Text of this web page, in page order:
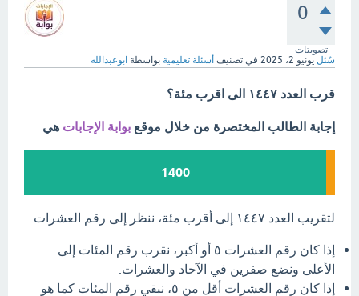
0
تصويتات
سُئل يونيو 2، 2025 في تصنيف أسئلة تعليمية بواسطة ابوعبدالله
قرب العدد ١٤٤٧ الى اقرب مئة؟
إجابة الطالب المختصرة من خلال موقع بوابة الإجابات هي
1400
لتقريب العدد ١٤٤٧ إلى أقرب مئة، ننظر إلى رقم العشرات.
إذا كان رقم العشرات ٥ أو أكبر، نقرب رقم المئات إلى
الأعلى ونضع صفرين في الآحاد والعشرات.
إذا كان رقم العشرات أقل من ٥، نبقي رقم المئات كما هو